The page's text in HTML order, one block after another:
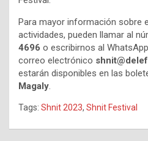
Para mayor información sobre
actividades, pueden llamar al
4696 o escribirnos al WhatsApp
correo electrónico
estarán disponibles en las
Magaly.
Tags: Shnit 2023, Shnit Festival